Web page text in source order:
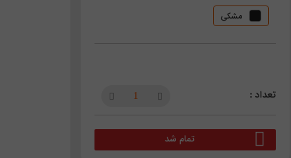
مشکی
تمام شد